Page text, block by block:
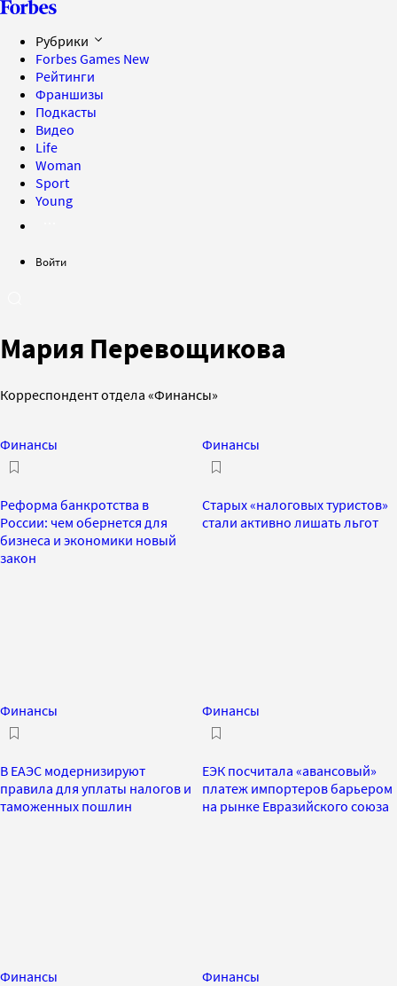
Рубрики
Forbes Games New
Рейтинги
Франшизы
Подкасты
Видео
Life
Woman
Sport
Young
Войти
Мария Перевощикова
Корреспондент отдела «Финансы»
Финансы
Реформа банкротства в
России: чем обернется для
бизнеса и экономики новый
закон
Финансы
Старых «налоговых туристов»
стали активно лишать льгот
Финансы
В ЕАЭС модернизируют
правила для уплаты налогов и
таможенных пошлин
Финансы
ЕЭК посчитала «авансовый»
платеж импортеров барьером
на рынке Евразийского союза
Финансы Финансы